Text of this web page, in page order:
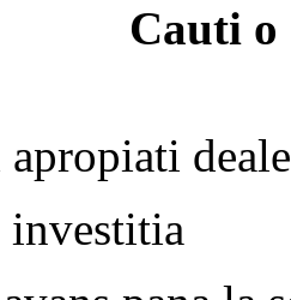
Cauti o
apropiati
investitia